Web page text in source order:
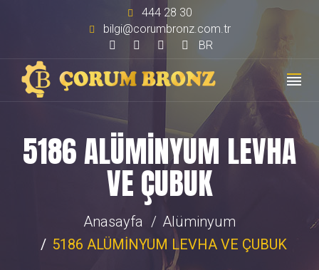
444 28 30
bilgi@corumbronz.com.tr
BR
5186 ALÜMİNYUM LEVHA
VE ÇUBUK
Anasayfa
Alüminyum
5186 ALÜMİNYUM LEVHA VE ÇUBUK